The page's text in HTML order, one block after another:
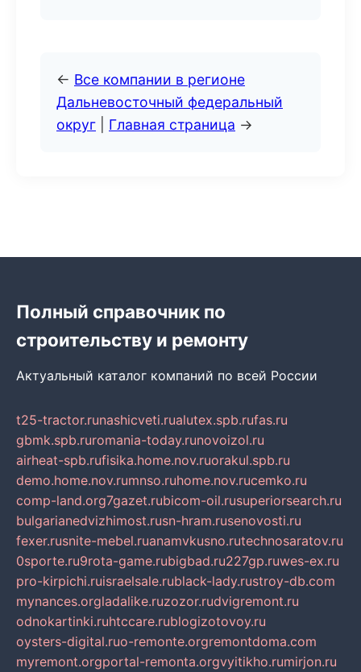
← Все компании в регионе
Дальневосточный федеральный
округ
Главная страница →
Полный справочник по
строительству и ремонту
Актуальный каталог компаний по всей России
t25-tractor.runashicveti.rualutex.spb.rufas.ru
gbmk.spb.ruromania-today.runovoizol.ru
airheat-spb.rufisika.home.nov.ruorakul.spb.ru
demo.home.nov.rumnso.ruhome.nov.rucemko.ru
comp-land.org7gazet.rubicom-oil.rusuperiorsearch.ru
bulgarianedvizhimost.rusn-hram.rusenovosti.ru
fexer.rusnite-mebel.ruanamvkusno.rutechnosaratov.ru
0sporte.ru9rota-game.rubigbad.ru227gp.ruwes-ex.ru
pro-kirpichi.ruisraelsale.rublack-lady.rustroy-db.com
mynances.orgladalike.ruzozor.rudvigremont.ru
odnokartinki.ruhtccare.rublogizotovoy.ru
oysters-digital.ruo-remonte.orgremontdoma.com
myremont.orgportal-remonta.orgvyitikho.rumirjon.ru